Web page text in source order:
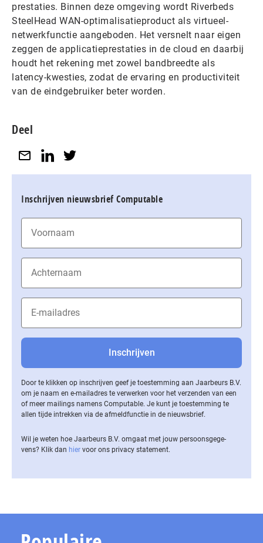
prestaties. Binnen deze omgeving wordt Riverbeds
SteelHead WAN-optimalisatieproduct als virtueel-
netwerkfunctie aangeboden. Het versnelt naar eigen
zeggen de applicatieprestaties in de cloud en daarbij
houdt het rekening met zowel bandbreedte als
latency-kwesties, zodat de ervaring en productiviteit
van de eindgebruiker beter worden.
Deel
Inschrijven nieuwsbrief Computable
Door te klikken op inschrijven geef je toestemming aan Jaarbeurs B.V.
om je naam en e-mailadres te verwerken voor het verzenden van een
of meer mailings namens Computable. Je kunt je toestemming te
allen tijde intrekken via de af­meld­func­tie in de nieuwsbrief.
Wil je weten hoe Jaarbeurs B.V. omgaat met jouw per­soons­ge­ge­
vens? Klik dan hier voor ons privacy statement.